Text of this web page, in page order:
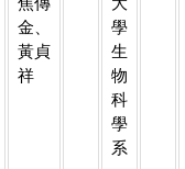
金、
黃貞
祥
學
生
物
科
學
系